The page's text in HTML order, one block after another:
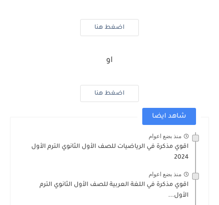
اضغط هنا
او
اضغط هنا
شاهد ايضا
منذ بضع اعوام
اقوي مذكرة في الرياضيات للصف الأول الثانوي الترم الأول
2024
منذ بضع اعوام
اقوي مذكرة في اللغة العربية للصف الأول الثانوي الترم
الأول...